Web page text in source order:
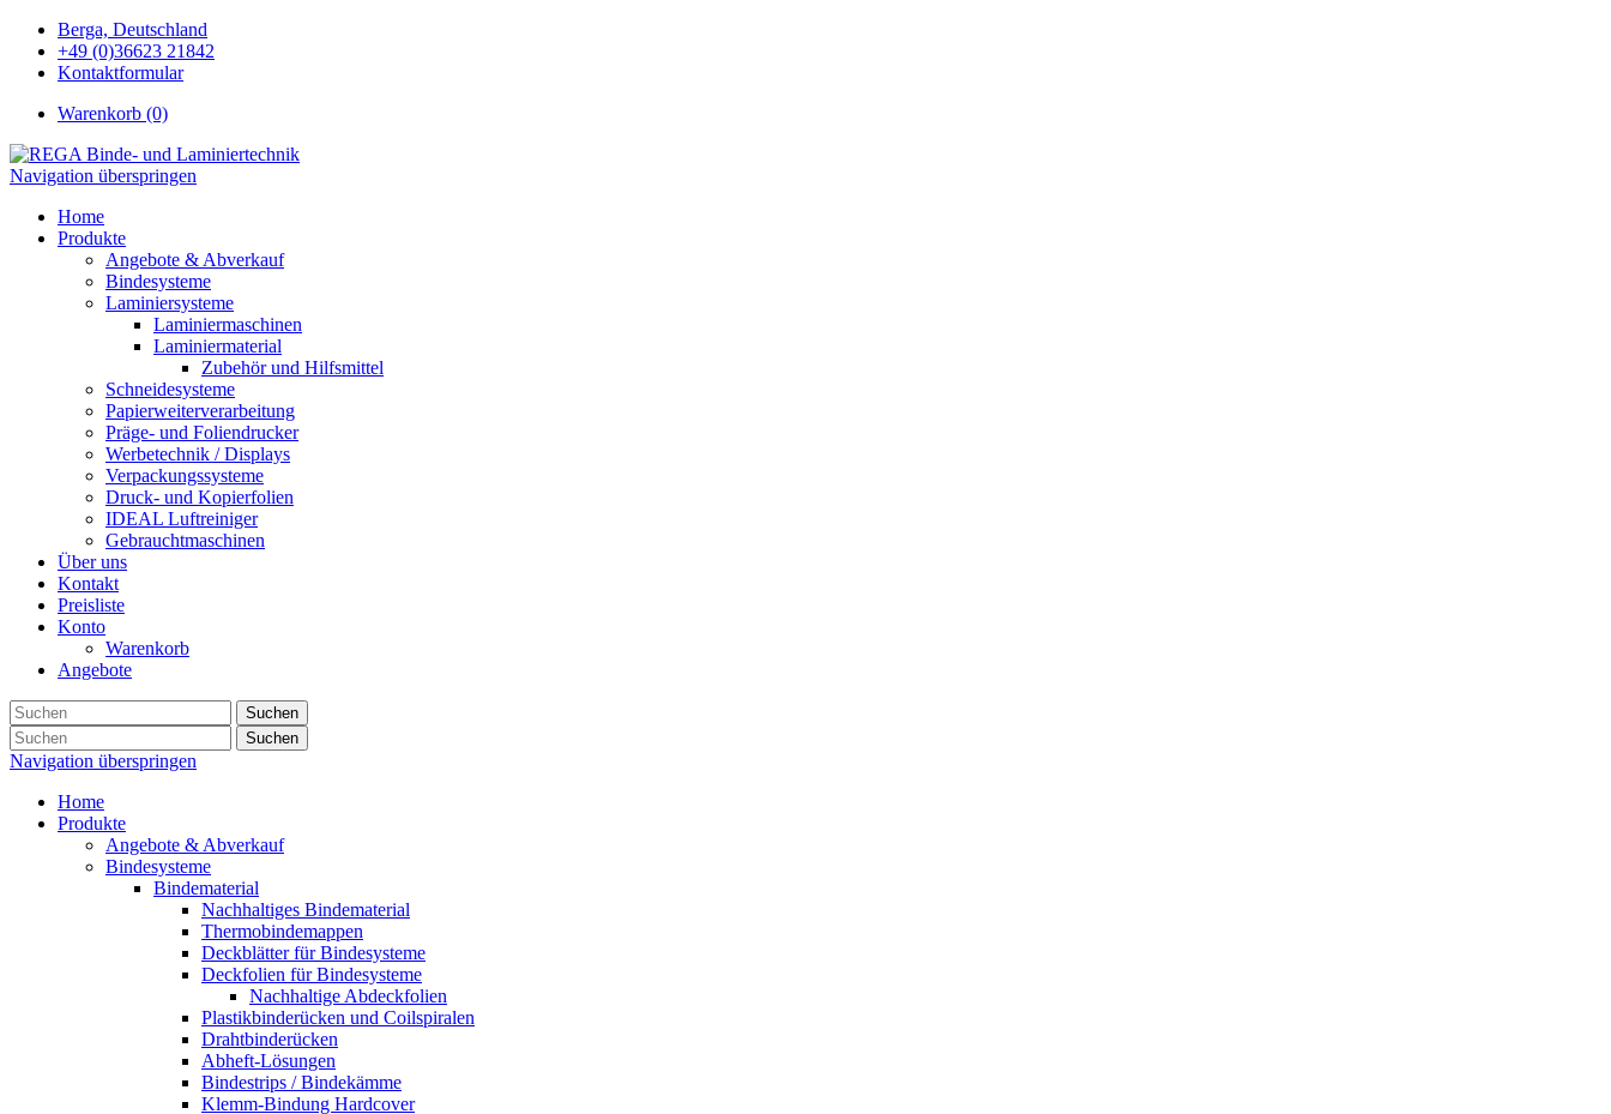
Berga, Deutschland
+49 (0)36623 21842
Kontaktformular
Warenkorb (0)
Navigation überspringen
Home
Produkte
Angebote & Abverkauf
Bindesysteme
Laminiersysteme
Laminiermaschinen
Laminiermaterial
Zubehör und Hilfsmittel
Schneidesysteme
Papierweiterverarbeitung
Präge- und Foliendrucker
Werbetechnik / Displays
Verpackungssysteme
Druck- und Kopierfolien
IDEAL Luftreiniger
Gebrauchtmaschinen
Über uns
Kontakt
Preisliste
Konto
Warenkorb
Angebote
Suchen
Suchen
Navigation überspringen
Home
Produkte
Angebote & Abverkauf
Bindesysteme
Bindematerial
Nachhaltiges Bindematerial
Thermobindemappen
Deckblätter für Bindesysteme
Deckfolien für Bindesysteme
Nachhaltige Abdeckfolien
Plastikbinderücken und Coilspiralen
Drahtbinderücken
Abheft-Lösungen
Bindestrips / Bindekämme
Klemm-Bindung Hardcover